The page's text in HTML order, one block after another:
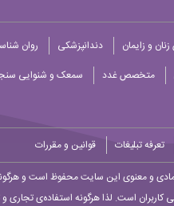
و زایمان دندانپزشکی روان
متخصص غدد سمعک و شنوایی
تعرفه تبلیغات قوانین و مقررات
و معنوی این سایت محفوظ است و هرگونه
کاربران است. لذا هرگونه استفاده‌ی تجاری